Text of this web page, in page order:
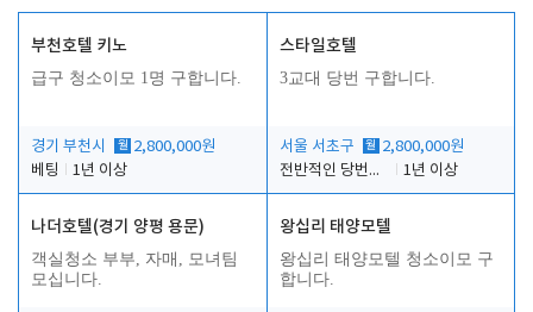
부천호텔 키노
급구 청소이모 1명 구합니다.
경기 부천시 월 2,800,000원
베팅
1년 이상
스타일호텔
3교대 당번 구합니다.
서울 서초구 월 2,800,000원
전반적인 당번업무
1년 이상
나더호텔(경기 양평 용문)
객실청소 부부, 자매, 모녀팀
모십니다.
왕십리 태양모텔
왕십리 태양모텔 청소이모 구
합니다.